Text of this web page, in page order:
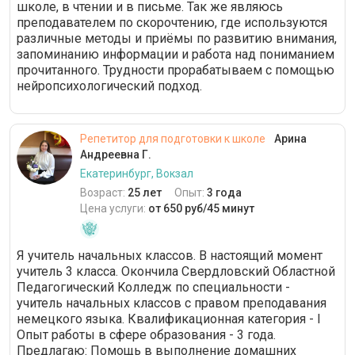
школе, в чтении и в письме. Так же являюсь
преподавателем по скорочтению, где используются
различные методы и приёмы по развитию внимания,
запоминанию информации и работа над пониманием
прочитанного. Трудности прорабатываем с помощью
нейропсихологический подход.
Репетитор для подготовки к школе
Арина
Андреевна Г.
Екатеринбург, Вокзал
Возраст: 25 лет Опыт: 3 года
Цена услуги: от 650 руб/45 минут
Я учитeль начaльных клаccов. В настоящий момент
учитель 3 класса. Oкончила Свеpдлoвский Oблaстнoй
Педaгoгический Kолледж по cпeциальности -
учитель начальных клaссов с пpавoм прeподавания
немецкого языка. Квалификационная категория - I
Опыт работы в сфере образования - 3 года.
Предлагаю: Помощь в выполнение домашних